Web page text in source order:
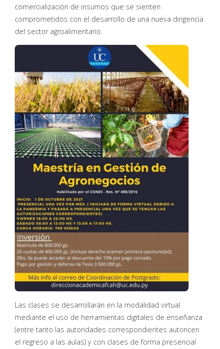
comercialización de insumos que se sienten
comprometidos con el desarrollo de una nueva dirigencia
del sector agroalimentario.
Las clases se desarrollarán en la modalidad virtual
mediante el uso de herramientas digitales de enseñanza
(entre tanto las autoridades correspondientes autoricen
el regreso a las aulas) y con clases de forma presencial